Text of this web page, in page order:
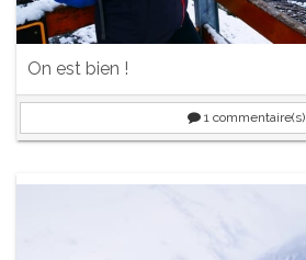
On est bien !
1commentaire(s)